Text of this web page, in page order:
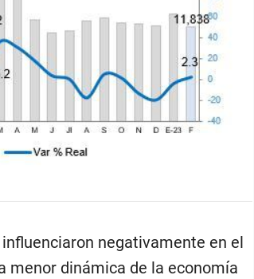
negativamente en el
menor dinámica de la economía